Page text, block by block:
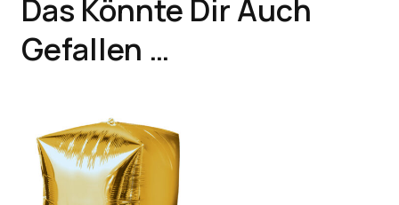
Das Könnte Dir Auch
Gefallen …